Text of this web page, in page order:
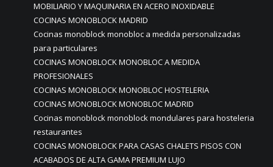
MOBILIARIO Y MAQUINARIA EN ACERO INOXIDABLE
COCINAS MONOBLOCK MADRID
Cocinas monoblock monobloc a medida personalizadas
para particulares
COCINAS MONOBLOCK MONOBLOC A MEDIDA
PROFESIONALES
COCINAS MONOBLOCK MONOBLOC HOSTELERIA
COCINAS MONOBLOCK MONOBLOC MADRID
Cocinas monoblock monoblock mondulares para hosteleria
restaurantes
COCINAS MONOBLOCK PARA CASAS CHALETS PISOS CON
ACABADOS DE ALTA GAMA PREMIUM LUJO